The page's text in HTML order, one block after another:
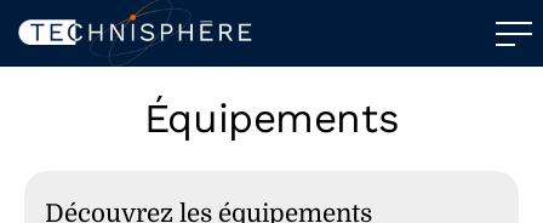
Équipements
Découvrez les équipements